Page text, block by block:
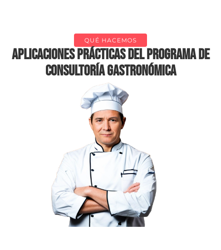
QUÉ HACEMOS
APLICACIONES PRÁCTICAS DEL PROGRAMA DE
CONSULTORÍA gastronómica